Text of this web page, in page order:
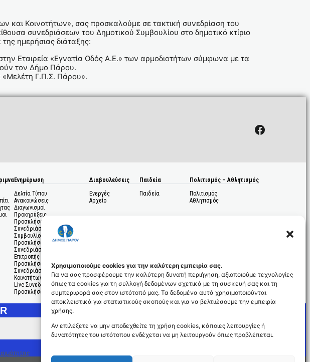
Χρησιμοποιούμε cookies για την καλύτερη εμπειρία σας.
Για να σας προσφέρουμε την καλύτερη δυνατή περιήγηση, αξιοποιούμε τεχνολογίες
όπως τα cookies για τη συλλογή δεδομένων σχετικά με τη συσκευή σας και τη
συμπεριφορά σας στον ιστότοπό μας. Τα δεδομένα αυτά χρησιμοποιούνται
αποκλειστικά για στατιστικούς σκοπούς και για να βελτιώσουμε την εμπειρία
χρήσης.
Αν επιλέξετε να μην αποδεχθείτε τη χρήση cookies, κάποιες λειτουργίες ή
δυνατότητες του ιστότοπου ενδέχεται να μη λειτουργούν όπως προβλέπεται.
Κοινοτήτων», σας προσκαλούμε σε τακτική συνεδρίαση του
συνεδριάσεων του Δημοτικού Συμβουλίου στο δημοτικό κτίριο
ημερήσιας διάταξης:
Εταιρεία «Εγνατία Οδός Α.Ε.» των αρμοδιοτήτων σύμφωνα με τα
τον Δήμο Πάρου.
«Μελέτη Γ.Π.Σ. Πάρου».
Facebook
Ενημέρωση
Δελτία Τύπου
Ανακοινώσεις
Διαγωνισμοί
Προκηρύξεις
Προσκλήσεις σε
Συνεδριάσεις Δημοτικού
Συμβουλίου
Προσκλήσεις σε
Συνεδριάσεις Δημοτικής
Επιτροπής
Προσκλήσεις σε
Συνεδριάσεις Δημοτικών
Κοινοτήτων
Live Συνεδριάσεις
Προσκλήσεις Ενδιαφέροντος
Διαβουλεύσεις
Ενεργές
Αρχείο
Παιδεία
Παιδεία
Πολιτισμός – Αθλητισμός
Πολιτισμός
Αθλητισμός